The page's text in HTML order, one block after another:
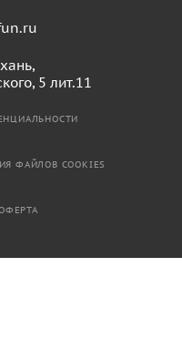
5 лит.11
ФАЙЛОВ COOKIES